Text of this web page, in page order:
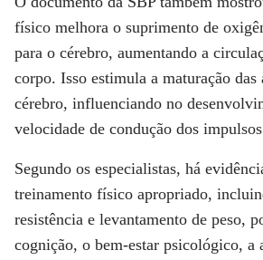
físico melhora o suprimento de
para o cérebro, aumentando a
corpo. Isso estimula a maturação das
cérebro, influenciando no
velocidade de condução dos
Segundo os especialistas, há
treinamento físico apropriado,
resistência e levantamento de peso,
cognição, o bem-estar psicológico, a